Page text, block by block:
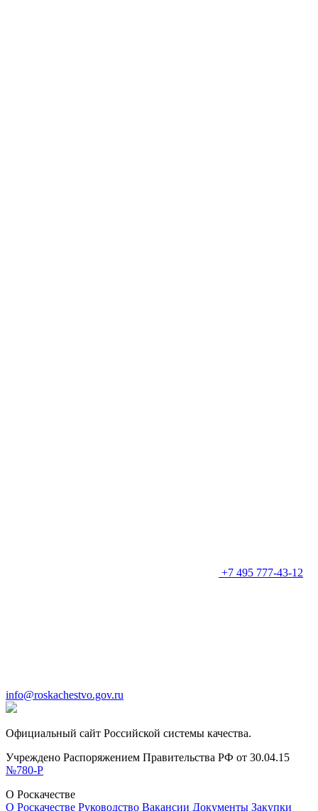
+7 495 777-43-12
info@roskachestvo.gov.ru
Официальный сайт Российской системы качества.
Учреждено Распоряжением Правительства РФ от 30.04.15
№780-Р
О Роскачестве
О Роскачестве Руководство Вакансии Документы Закупки